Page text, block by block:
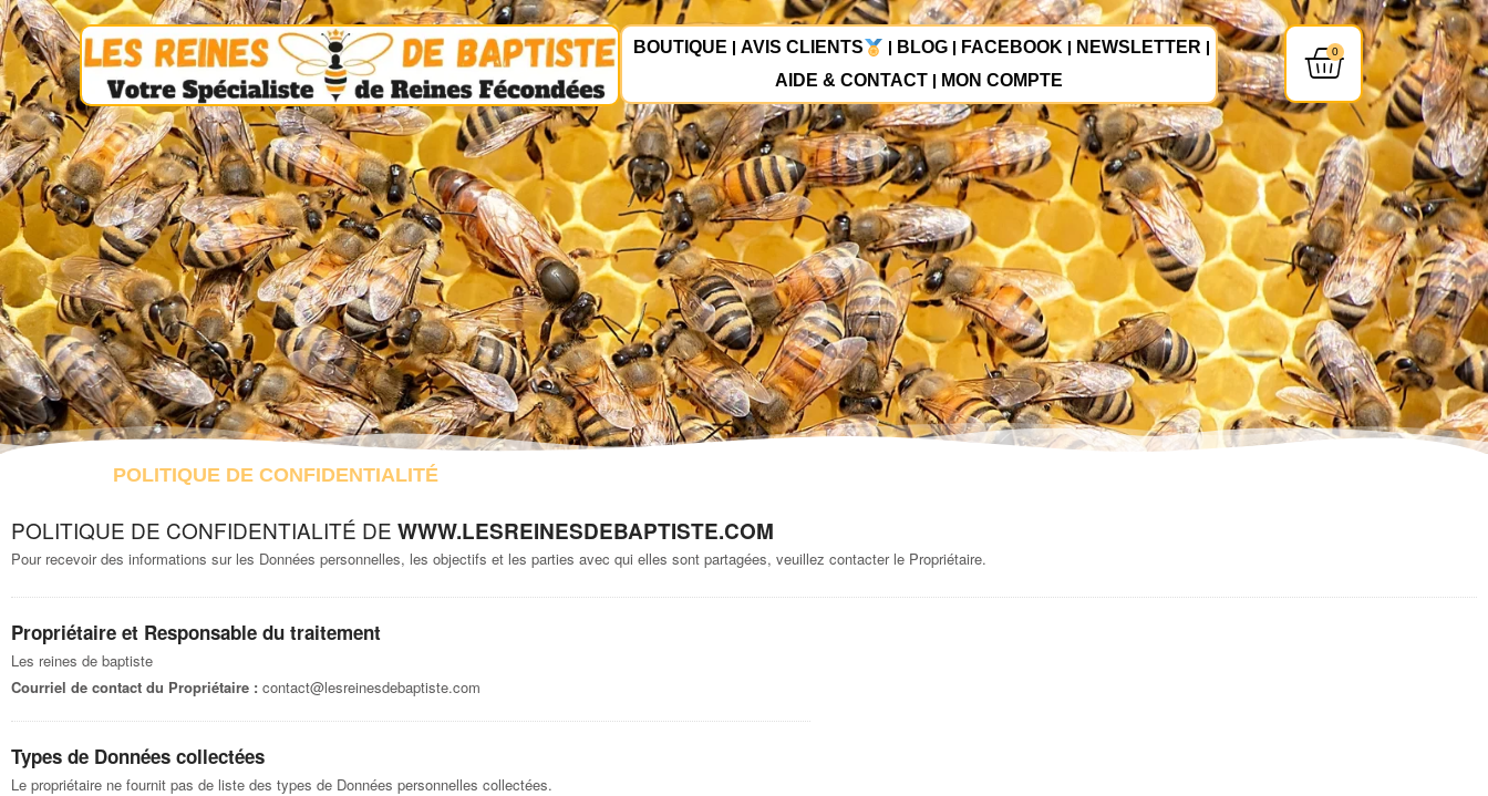
BOUTIQUE AVIS CLIENTS BLOG FACEBOOK
NEWSLETTER
AIDE & CONTACT
MON COMPTE
0
POLITIQUE DE CONFIDENTIALITÉ
POLITIQUE DE CONFIDENTIALITÉ DE WWW.LESREINESDEBAPTISTE.COM
Pour recevoir des informations sur les Données personnelles, les objectifs et les parties avec qui elles sont partagées, veuillez contacter le Propriétaire.
Propriétaire et Responsable du traitement
Les reines de baptiste
Courriel de contact du Propriétaire : contact@lesreinesdebaptiste.com
Types de Données collectées
Le propriétaire ne fournit pas de liste des types de Données personnelles collectées.